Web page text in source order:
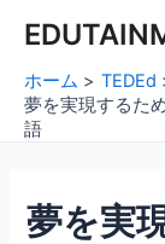
ホーム
TEDEd
夢を実現するた
語
夢を実
navigation